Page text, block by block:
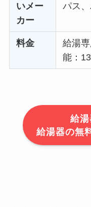
いメー
カー
パス
料金
給湯
能：
給
給湯器の無